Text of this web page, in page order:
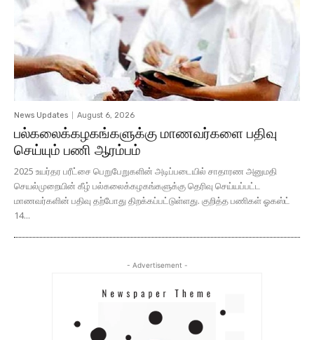
News Updates August 6, 2026
பல்கலைக்கழகங்களுக்கு மாணவர்களை பதிவு
செய்யும் பணி ஆரம்பம்
2025 உயர்தர பரீட்சை பெறுபேறுகளின் அடிப்படையில் சாதாரண அனுமதி
செயல்முறையின் கீழ் பல்கலைக்கழகங்களுக்கு தெரிவு செய்யப்பட்ட
மாணவர்களின் பதிவு தற்போது திறக்கப்பட்டுள்ளது. குறித்த பணிகள் ஓகஸ்ட்
14...
- Advertisement -